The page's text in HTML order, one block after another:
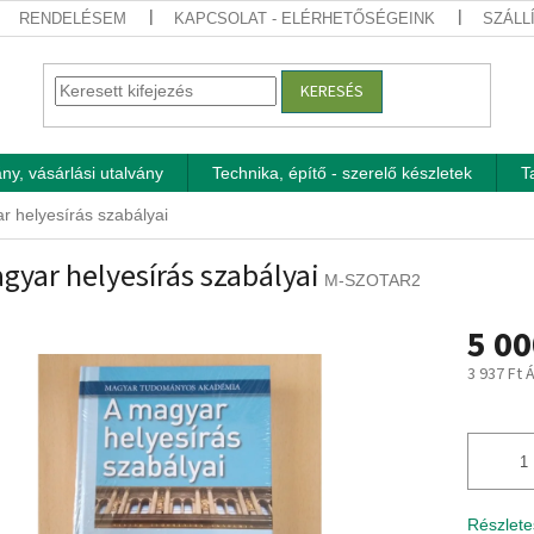
RENDELÉSEM KAPCSOLAT - ELÉRHETŐSÉGEINK
KERESÉS
vásárlási utalvány Technika, építő - szerelő készletek
helyesírás szabályai
helyesírás szabályai M-SZOTAR2
5
3 937 Ft